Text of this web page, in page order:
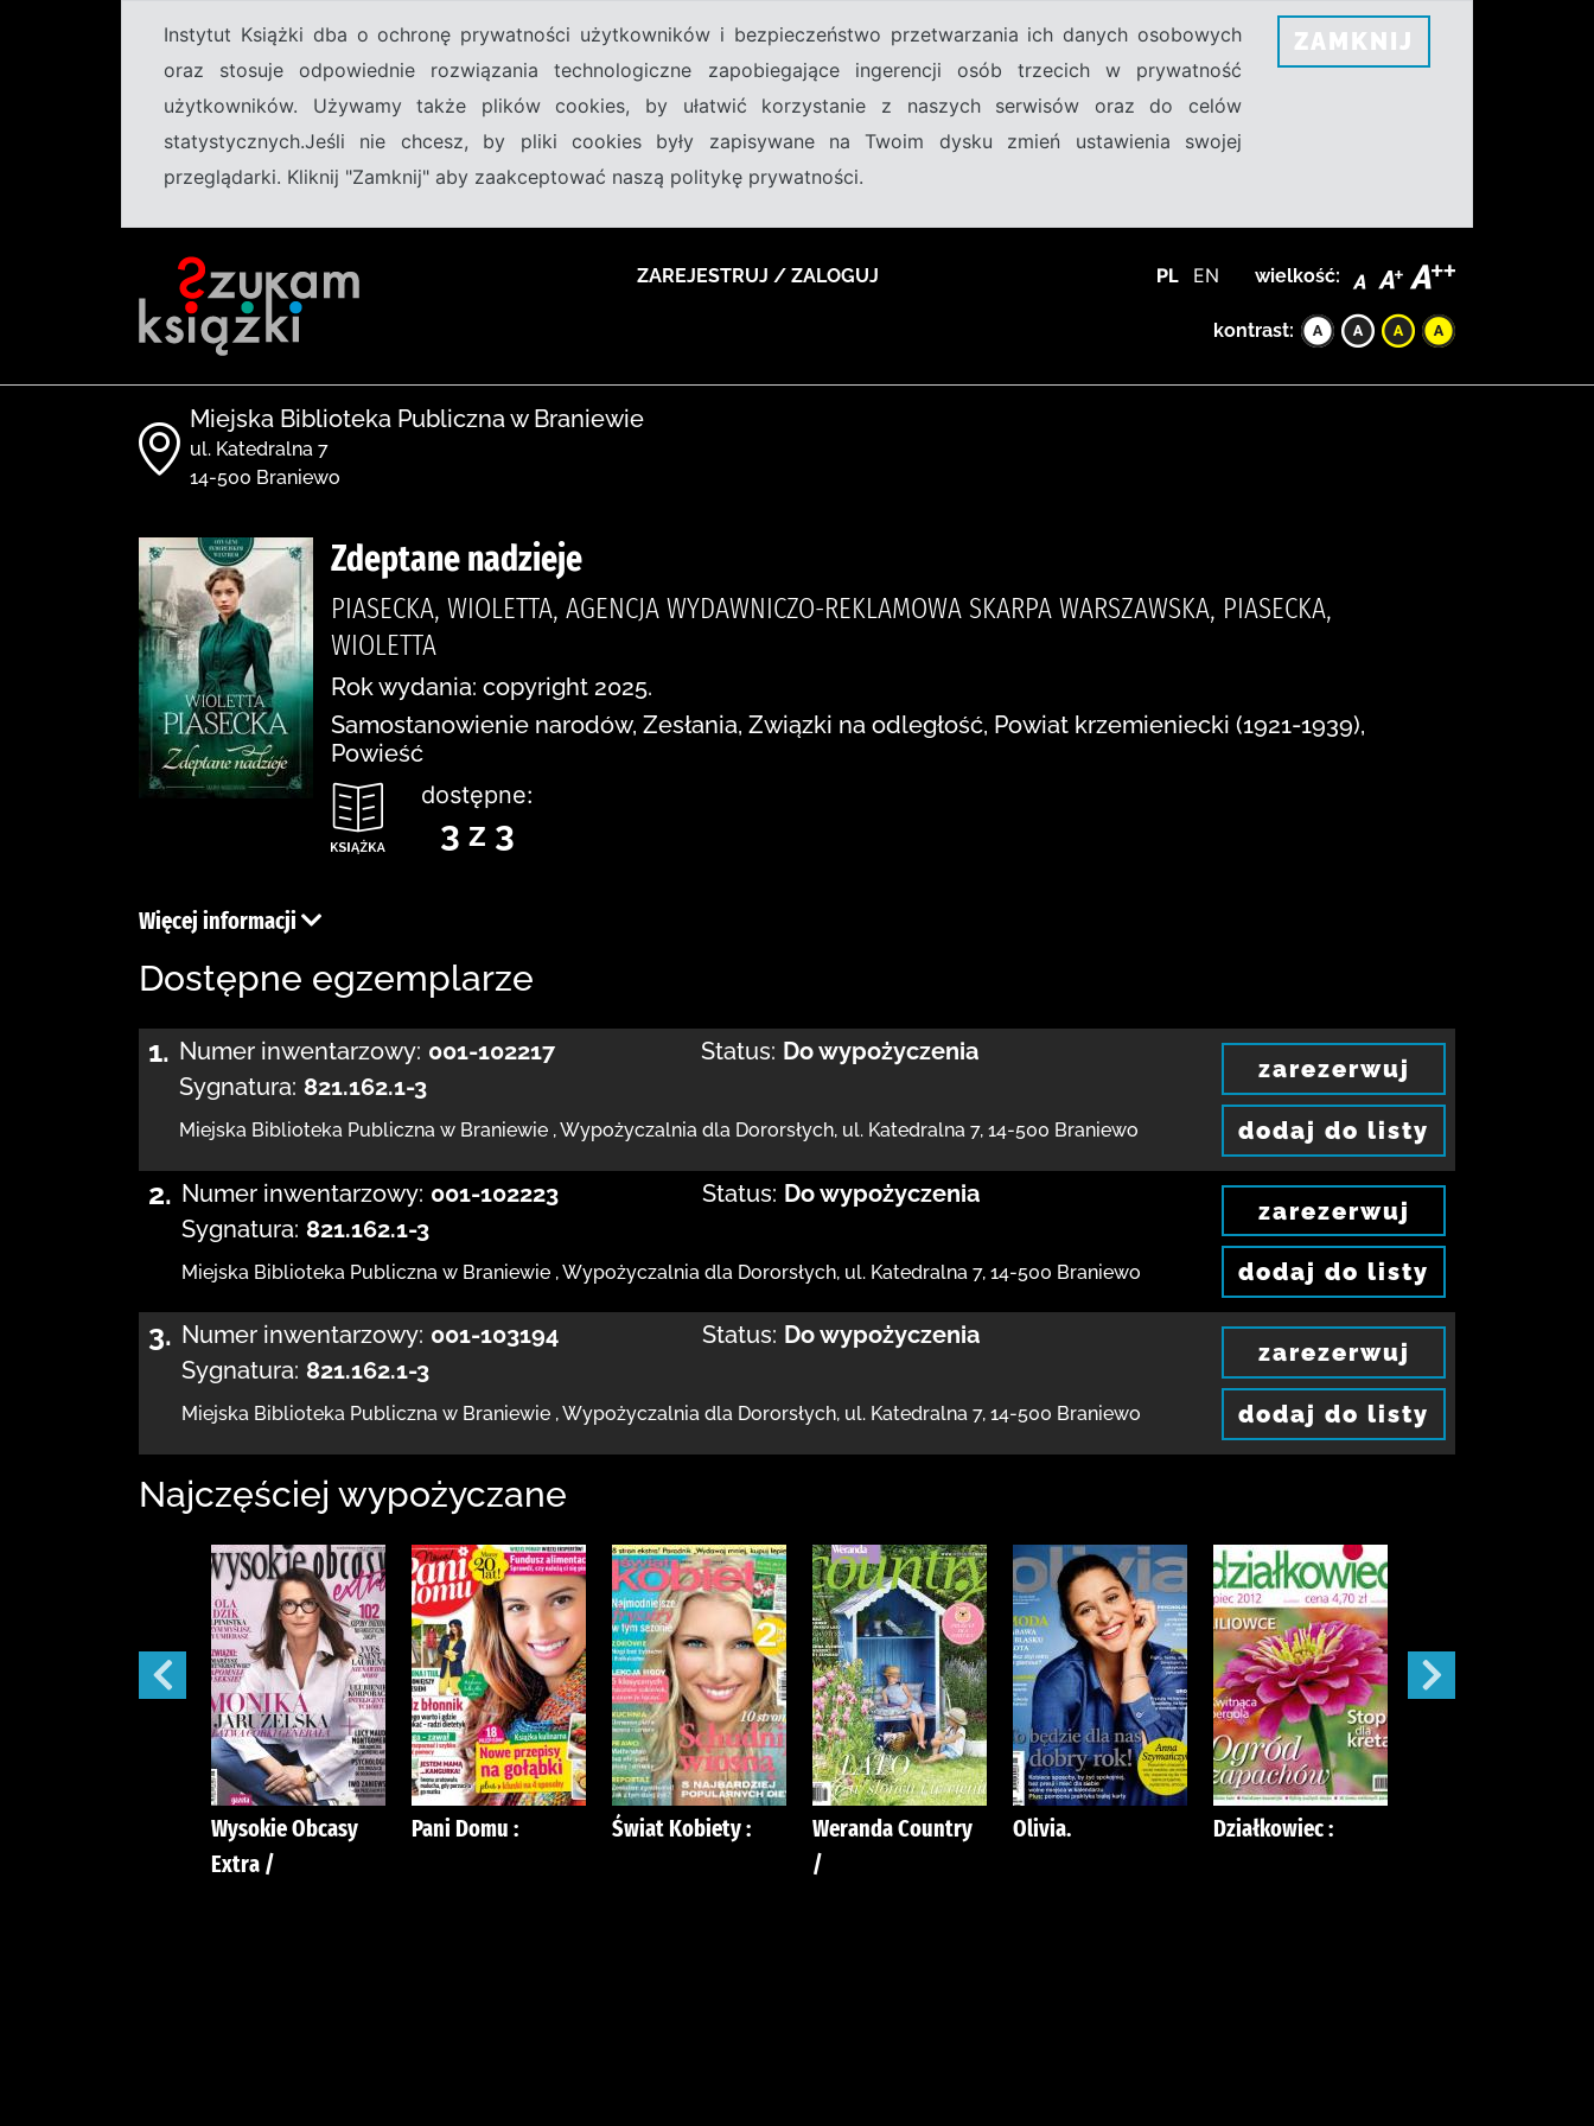
Instytut Książki dba o ochronę prywatności użytkowników i bezpieczeństwo przetwarzania ich danych osobowych
oraz stosuje odpowiednie rozwiązania technologiczne zapobiegające ingerencji osób trzecich w prywatność
użytkowników. Używamy także plików cookies, by ułatwić korzystanie z naszych serwisów oraz do celów
statystycznych.Jeśli nie chcesz, by pliki cookies były zapisywane na Twoim dysku zmień ustawienia swojej
przeglądarki. Kliknij "Zamknij" aby zaakceptować naszą politykę prywatności.
ZAMKNIJ
ZAREJESTRUJ / ZALOGUJ PL EN wielkość:
kontrast:
Miejska Biblioteka Publiczna w Braniewie
ul. Katedralna 7
14-500 Braniewo
Zdeptane nadzieje
PIASECKA, WIOLETTA, AGENCJA WYDAWNICZO-REKLAMOWA SKARPA WARSZAWSKA, PIASECKA,
WIOLETTA
Rok wydania: copyright 2025.
Samostanowienie narodów, Zesłania, Związki na odległość, Powiat krzemieniecki (1921-1939),
Powieść
dostępne:
3 z 3
Więcej informacji
Dostępne egzemplarze
1. Numer inwentarzowy: 001-102217
Sygnatura: 821.162.1-3
Status: Do wypożyczenia
Miejska Biblioteka Publiczna w Braniewie ,Wypożyczalnia dla Dororsłych, ul. Katedralna 7, 14-500 Braniewo
zarezerwuj
dodaj do listy
2. Numer inwentarzowy: 001-102223
Sygnatura: 821.162.1-3
Status: Do wypożyczenia
Miejska Biblioteka Publiczna w Braniewie ,Wypożyczalnia dla Dororsłych, ul. Katedralna 7, 14-500 Braniewo
zarezerwuj
dodaj do listy
3. Numer inwentarzowy: 001-103194
Sygnatura: 821.162.1-3
Status: Do wypożyczenia
Miejska Biblioteka Publiczna w Braniewie ,Wypożyczalnia dla Dororsłych, ul. Katedralna 7, 14-500 Braniewo
zarezerwuj
dodaj do listy
Najczęściej wypożyczane
Wysokie Obcasy
Extra /
Pani Domu : Świat Kobiety :
Weranda Country
/
Olivia. Działkowiec :